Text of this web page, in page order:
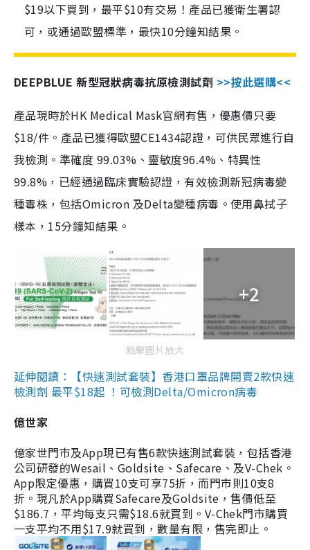
$19以下買到，最平$10有交易！產品已獲衛生署認
可，或通過歐盟標準，最快10分鐘知結果。
DEEPBLUE 新型冠狀病毒抗原檢測試劑 >>按此選購<<
產品現時於HK Medical Mask官網有售，優惠價只要
$18/件。產品已獲得歐盟CE1434認證，可供民眾進行自
我檢測。準確度 99.03%、靈敏度96.4%、特異性
99.8%，已經通過臨床實驗認證，有效檢測新冠病毒變
種毒株，包括Omicron 及Delta變種病毒。使用鼻拭子
樣本，15分鐘知結果。
+2
點擊圖片放大
延伸閱讀：【快速測試套裝】香港口罩品牌開賣2款快速
檢測劑 最平$18起 ！可檢測Delta/Omicron病毒
億世家
億家世門市及App現已有售6款快速測試套裝，包括香港
公司研發的Wesail、Goldsite、Safecare、及V-Chek。
App限定優惠，購買10支可享75折，而門市則10支8
折。現凡於App購買Safecare及Goldsite，售價低至
$186.7，平均每支只需$18.6就買到。V-Chek門市購買
一支平均不用$17.9就買到，數量有限，售完即止。